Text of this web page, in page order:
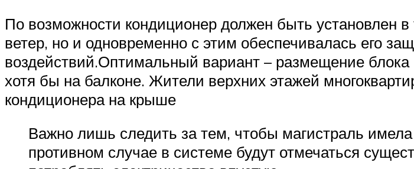
По возможности кондиционер должен быть установлен
ветер, но и одновременно с этим обеспечивалась его
воздействий.Оптимальный вариант – размещение
хотя бы на балконе. Жители верхних этажей
кондиционера на крыше
Важно лишь следить за тем, чтобы магистраль
противном случае в системе будут отмечаться